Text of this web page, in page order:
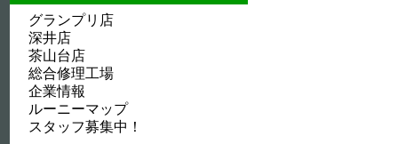
グランプリ店
深井店
茶山台店
総合修理工場
企業情報
ルーニーマップ
スタッフ募集中！